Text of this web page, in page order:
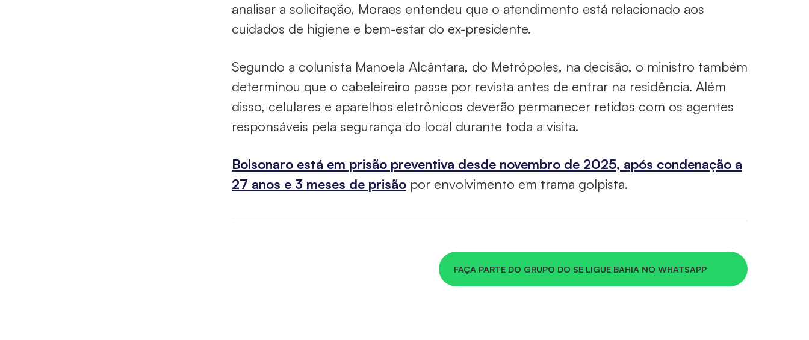
analisar a solicitação, Moraes entendeu que o atendimento está relacionado aos
cuidados de higiene e bem-estar do ex-presidente.
Segundo a colunista Manoela Alcântara, do Metrópoles, na decisão, o ministro também
determinou que o cabeleireiro passe por revista antes de entrar na residência. Além
disso, celulares e aparelhos eletrônicos deverão permanecer retidos com os agentes
responsáveis pela segurança do local durante toda a visita.
Bolsonaro está em prisão preventiva desde novembro de 2025, após condenação a
27 anos e 3 meses de prisão por envolvimento em trama golpista.
FAÇA PARTE DO GRUPO DO SE LIGUE BAHIA NO WHATSAPP